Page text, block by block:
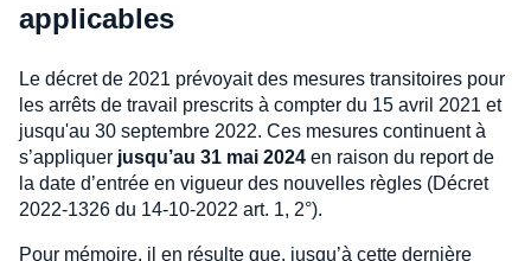
applicables
Le décret de 2021 prévoyait des mesures transitoires pour
les arrêts de travail prescrits à compter du 15 avril 2021 et
jusqu'au 30 septembre 2022. Ces mesures continuent à
s’appliquer jusqu’au 31 mai 2024 en raison du report de
la date d’entrée en vigueur des nouvelles règles (Décret
2022-1326 du 14-10-2022 art. 1, 2°).
Pour mémoire, il en résulte que, jusqu’à cette dernière